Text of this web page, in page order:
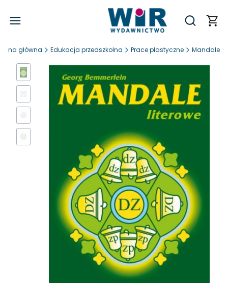
Otwórz
główna Edukacja przedszkolna Prace plastyczne Mandale